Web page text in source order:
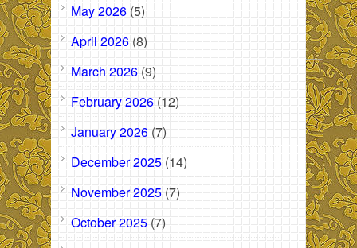
May 2026 (5)
April 2026 (8)
March 2026 (9)
February 2026 (12)
January 2026 (7)
December 2025 (14)
November 2025 (7)
October 2025 (7)